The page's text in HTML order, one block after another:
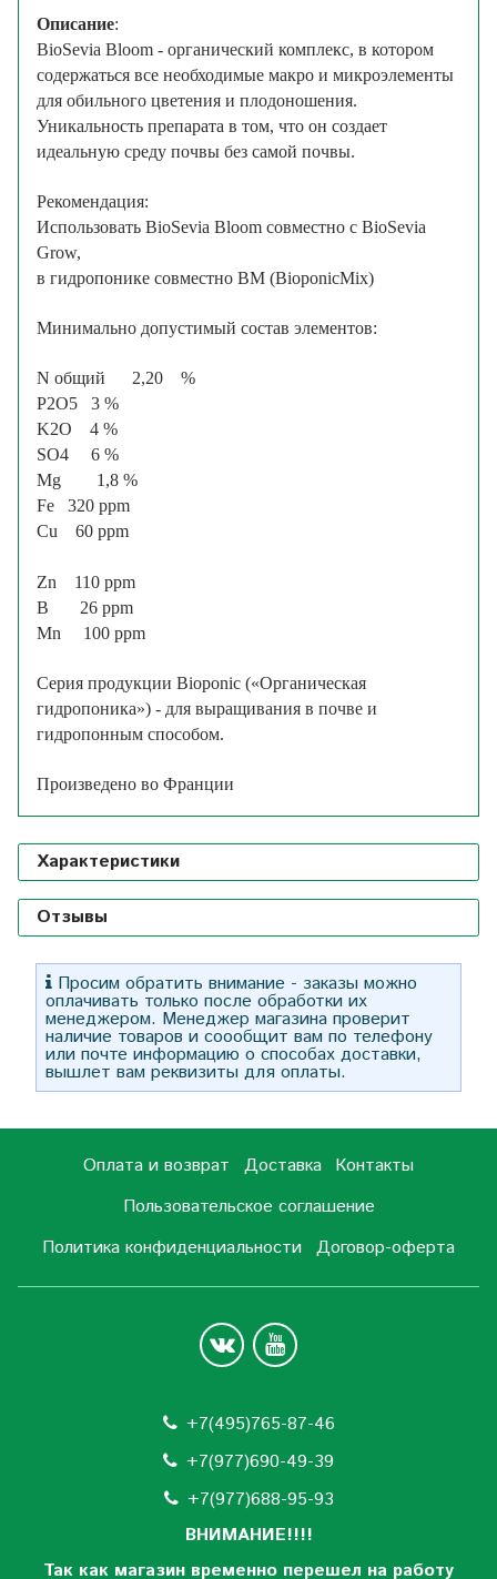
Описание:
BioSevia Bloom - органический комплекс, в котором
содержаться все необходимые макро и микроэлементы
для обильного цветения и плодоношения.
Уникальность препарата в том, что он создает
идеальную среду почвы без самой почвы.
Рекомендация:
Использовать BioSevia Bloom совместно с BioSevia
Grow,
в гидропонике совместно BM (BioponicMix)
Минимально допустимый состав элементов:
N общий 2,20 %
P2O5 3 %
K2O 4 %
SO4 6 %
Mg 1,8 %
Fe 320 ppm
Cu 60 ppm
Zn 110 ppm
B 26 ppm
Mn 100 ppm
Серия продукции Bioponic («Органическая
гидропоника») - для выращивания в почве и
гидропонным способом.
Произведено во Франции
Характеристики
Отзывы
Просим обратить внимание - заказы можно
оплачивать только после обработки их
менеджером. Менеджер магазина проверит
наличие товаров и соообщит вам по телефону
или почте информацию о способах доставки,
вышлет вам реквизиты для оплаты.
Оплата и возврат Доставка Контакты
Пользовательское соглашение
Политика конфиденциальности Договор-оферта
+7(495)765-87-46
+7(977)690-49-39
+7(977)688-95-93
ВНИМАНИЕ!!!!
Так как магазин временно перешел на работу